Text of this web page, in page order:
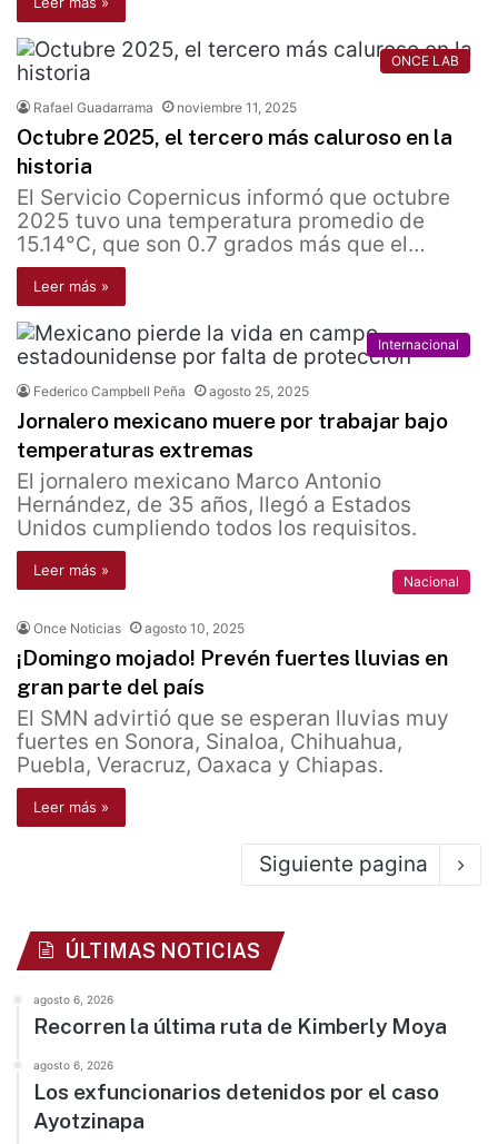
ONCE LAB
Rafael Guadarrama noviembre 11, 2025
Octubre 2025, el tercero más caluroso en la
historia
El Servicio Copernicus informó que octubre
2025 tuvo una temperatura promedio de
15.14°C, que son 0.7 grados más que el…
Leer más »
Internacional
Federico Campbell Peña agosto 25, 2025
Jornalero mexicano muere por trabajar bajo
temperaturas extremas
El jornalero mexicano Marco Antonio
Hernández, de 35 años, llegó a Estados
Unidos cumpliendo todos los requisitos.
Leer más »
Nacional
Once Noticias agosto 10, 2025
¡Domingo mojado! Prevén fuertes lluvias en
gran parte del país
El SMN advirtió que se esperan lluvias muy
fuertes en Sonora, Sinaloa, Chihuahua,
Puebla, Veracruz, Oaxaca y Chiapas.
Leer más »
Siguiente pagina
ÚLTIMAS NOTICIAS
agosto 6, 2026
Recorren la última ruta de Kimberly Moya
agosto 6, 2026
Los exfuncionarios detenidos por el caso
Ayotzinapa